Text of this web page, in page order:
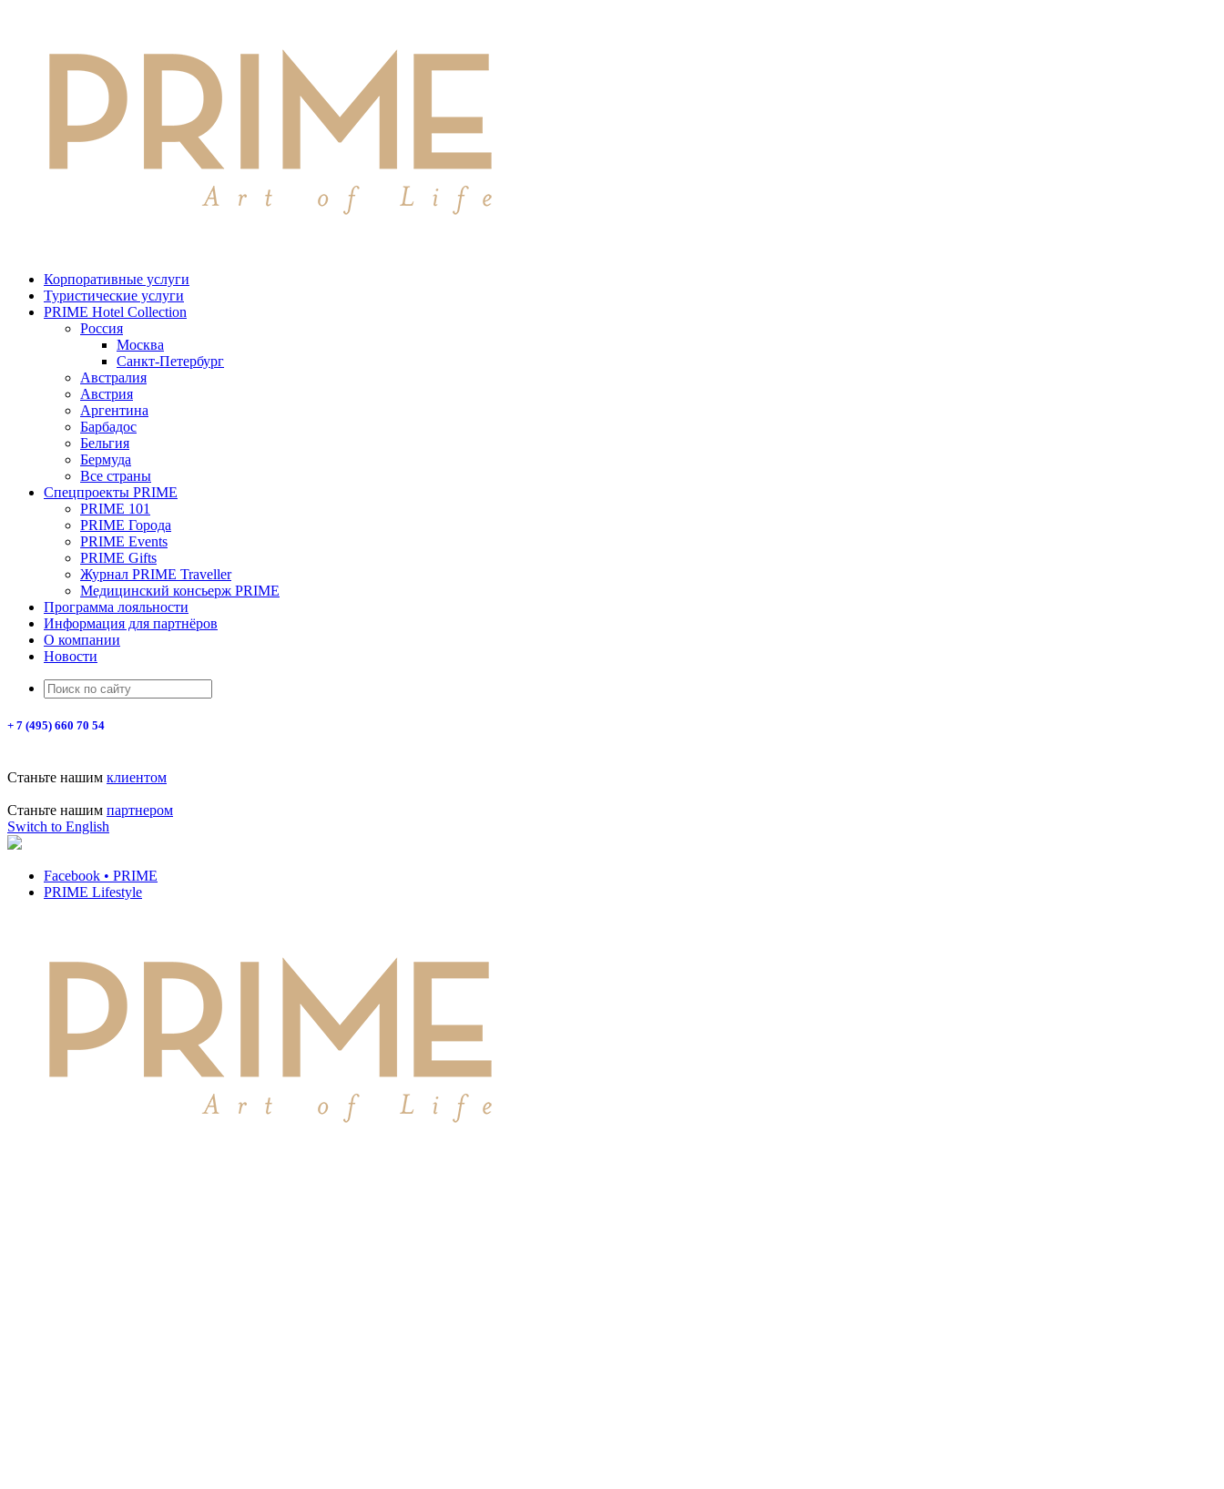
Корпоративные услуги
Туристические услуги
PRIME Hotel Collection
Россия
Москва
Санкт-Петербург
Австралия
Австрия
Аргентина
Барбадос
Бельгия
Бермуда
Все страны
Спецпроекты PRIME
PRIME 101
PRIME Города
PRIME Events
PRIME Gifts
Журнал PRIME Traveller
Медицинский консьерж PRIME
Программа лояльности
Информация для партнёров
О компании
Новости
+ 7 (495) 660 70 54
Станьте нашим клиентом
Станьте нашим партнером
Switch to English
Facebook • PRIME
PRIME Lifestyle